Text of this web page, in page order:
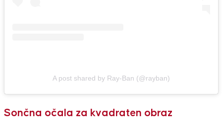
A post shared by Ray-Ban (@rayban)
Sončna očala za kvadraten obraz